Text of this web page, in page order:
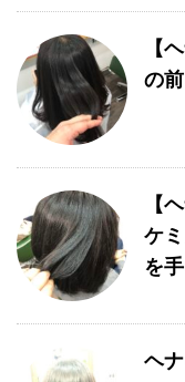
【
の
【
ケ
を
ヘ